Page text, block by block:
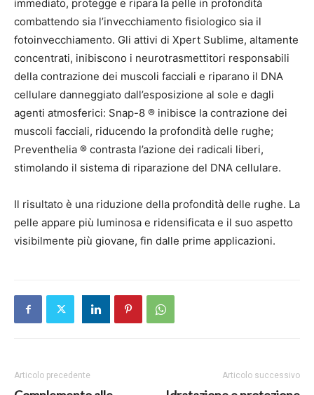
immediato, protegge e ripara la pelle in profondità
combattendo sia l’invecchiamento fisiologico sia il
fotoinvecchiamento. Gli attivi di Xpert Sublime, altamente
concentrati, inibiscono i neurotrasmettitori responsabili
della contrazione dei muscoli facciali e riparano il DNA
cellulare danneggiato dall’esposizione al sole e dagli
agenti atmosferici: Snap-8 ® inibisce la contrazione dei
muscoli facciali, riducendo la profondità delle rughe;
Preventhelia ® contrasta l’azione dei radicali liberi,
stimolando il sistema di riparazione del DNA cellulare.
Il risultato è una riduzione della profondità delle rughe. La
pelle appare più luminosa e ridensificata e il suo aspetto
visibilmente più giovane, fin dalle prime applicazioni.
Articolo precedente Articolo successivo